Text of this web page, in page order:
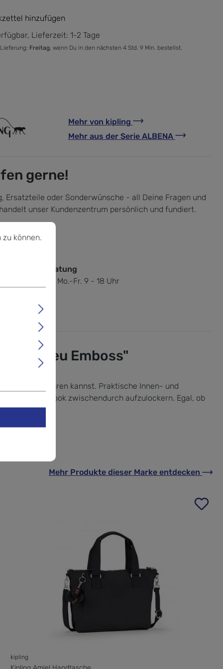
hinzufügen
Lieferzeit: 1-2 Tage
Freitag , wenn Du in den nächsten 4 Std. 9 Min. bestellst.
Mehr von kipling
Mehr aus der Serie ALBENA
gerne!
Ersatzteile oder Sonderwünsche - all Deine Fragen und
unser Kundenzentrum persönlich und fundiert.
Fachberatung
Mo.-Fr. 9 - 18 Uhr
Bleu Emboss"
aufbewahren kannst. Praktische Innen- und
um deinen Look zwischendurch aufzulockern. Egal, ob
Mehr Produkte dieser Marke entdecken
kipling
Mehr Informationen ...
können.